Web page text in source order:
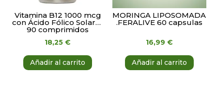
Vitamina B12 1000 mcg
con Ácido Fólico Solaray
90 comprimidos
18,25€
Añadir al carrito
MORINGA LIPOSOMADA
.FERALIVE 60 capsulas
16,99 €
Añadir al carrito